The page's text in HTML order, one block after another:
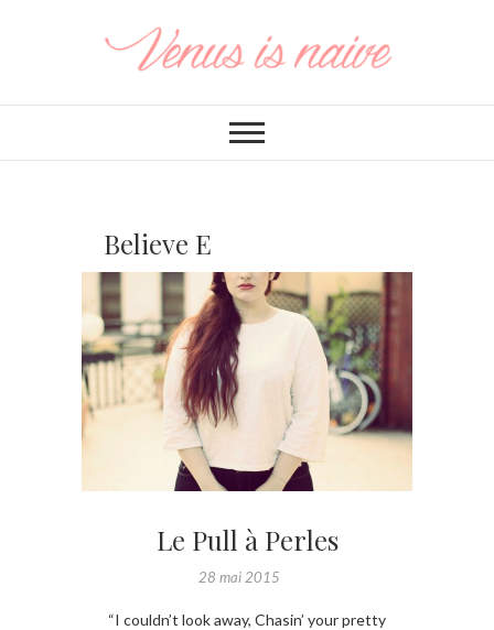
Believe E
Le Pull à Perles
28 mai 2015
“I couldn’t look away, Chasin’ your pretty